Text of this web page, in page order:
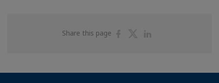
Share this page
ShareShare